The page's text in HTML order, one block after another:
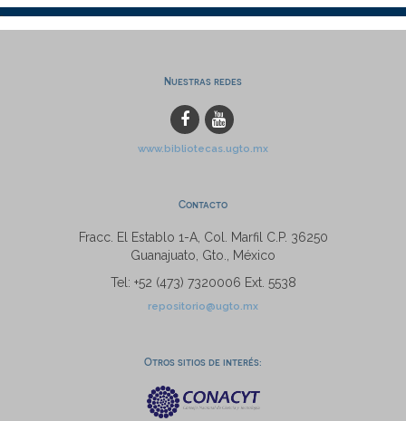
Nuestras redes
www.bibliotecas.ugto.mx
Contacto
Fracc. El Establo 1-A, Col. Marfil C.P. 36250
Guanajuato, Gto., México
Tel: +52 (473) 7320006 Ext. 5538
repositorio@ugto.mx
Otros sitios de interés: